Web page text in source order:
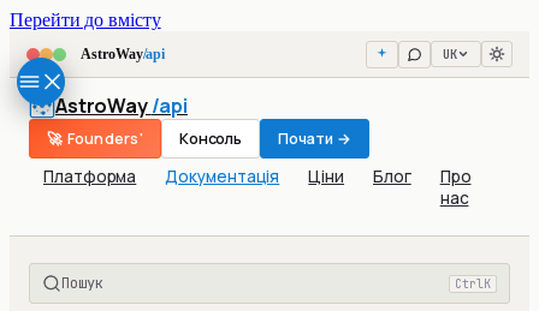
Перейти до вмісту
AstroWay/api UK
AstroWay/api
Платформа Документація Ціни Блог
Про
нас
🚀 Founders' Консоль Почати →
Пошук Ctrl K